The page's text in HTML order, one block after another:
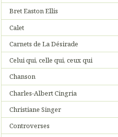
Bret Easton Ellis
Calet
Carnets de La Désirade
Celui qui, celle qui, ceux qui
Chanson
Charles-Albert Cingria
Christiane Singer
Controverses